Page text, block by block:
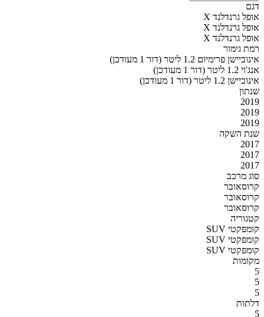
דגם
אופל גרנדלנד X
אופל גרנדלנד X
אופל גרנדלנד X
רמת גימור
אינוביישן פרימיום 1.2 ליטר (דור 1 מעודכן)
אנג'וי 1.2 ליטר (דור 1 מעודכן)
אינוביישן 1.2 ליטר (דור 1 מעודכן)
שנתון
2019
2019
2019
שנת השקה
2017
2017
2017
סוג מרכב
קרוסאובר
קרוסאובר
קרוסאובר
קטגוריה
SUV קומפקטי
SUV קומפקטי
SUV קומפקטי
מקומות
5
5
5
דלתות
5